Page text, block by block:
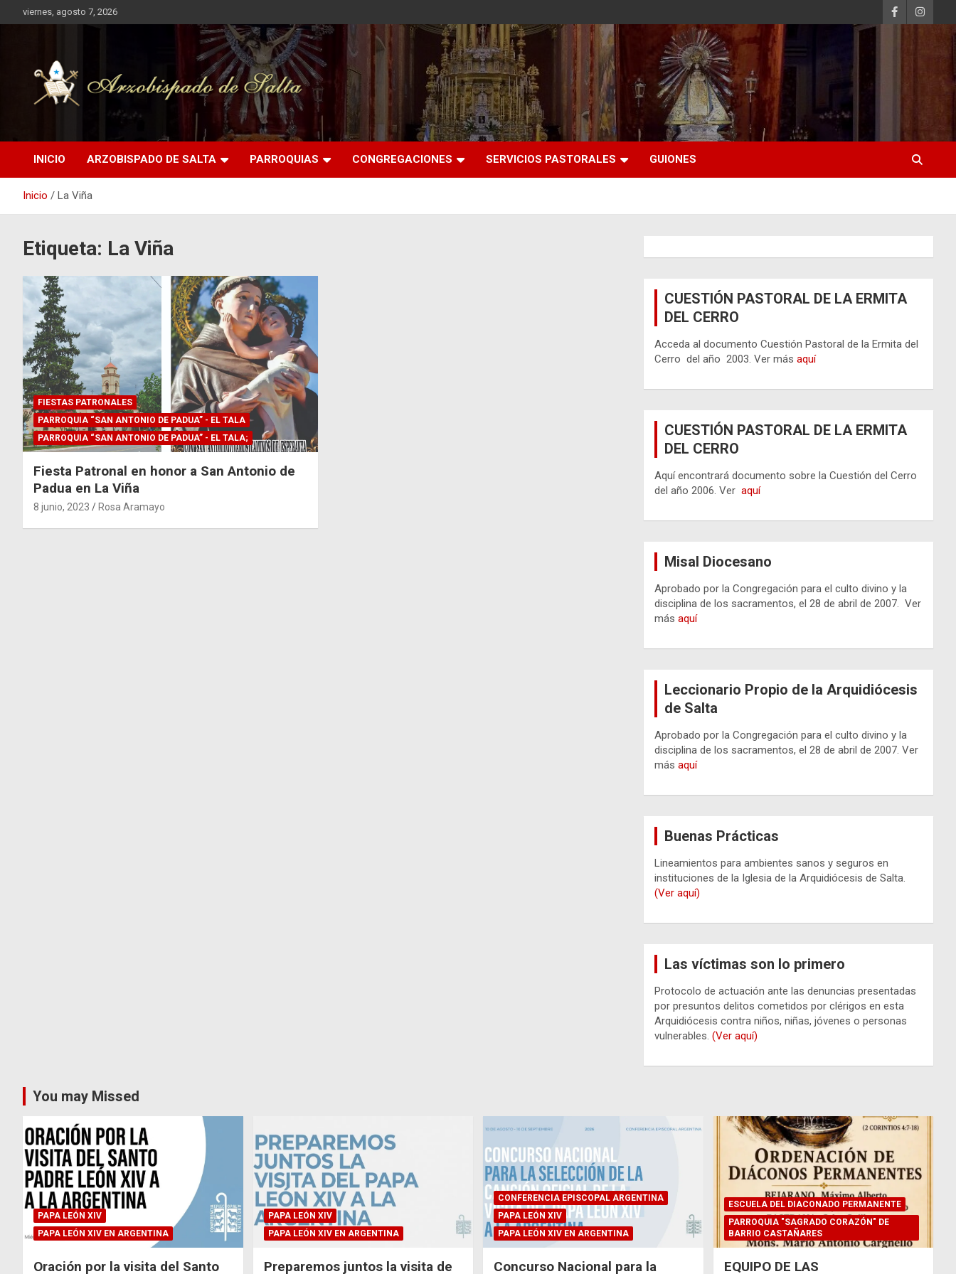
al
viernes, agosto 7, 2026
Arzobispado de Salta
INICIO ARZOBISPADO DE SALTA PARROQUIAS CONGREGACIONES SERVICIOS PASTORALES GUIONES
Inicio La Viña
Etiqueta: La Viña
FIESTAS PATRONALES
PARROQUIA “SAN ANTONIO DE PADUA” - EL TALA
PARROQUIA “SAN ANTONIO DE PADUA” - EL TALA;
Fiesta Patronal en honor a San Antonio de
Padua en La Viña
8 junio, 2023 Rosa Aramayo
CUESTIÓN PASTORAL DE LA ERMITA
DEL CERRO
Acceda al documento Cuestión Pastoral de la Ermita del
Cerro del año 2003. Ver másaquí
CUESTIÓN PASTORAL DE LA ERMITA
DEL CERRO
Aquí encontrará documento sobre la Cuestión del Cerro
del año 2006. Veraquí
Misal Diocesano
Aprobado por la Congregación para el culto divino y la
disciplina de los sacramentos, el 28 de abril de 2007. Ver
másaquí
Leccionario Propio de la Arquidiócesis
de Salta
Aprobado por la Congregación para el culto divino y la
disciplina de los sacramentos, el 28 de abril de 2007. Ver
másaquí
Buenas Prácticas
Lineamientos para ambientes sanos y seguros en
instituciones de la Iglesia de la Arquidiócesis de Salta.
(Ver aquí)
Las víctimas son lo primero
Protocolo de actuación ante las denuncias presentadas
por presuntos delitos cometidos por clérigos en esta
Arquidiócesis contra niños, niñas, jóvenes o personas
vulnerables.(Ver aquí)
You may Missed
PAPA LEÓN XIV
PAPA LEÓN XIV EN ARGENTINA
Oración por la visita del Santo
PAPA LEÓN XIV
PAPA LEÓN XIV EN ARGENTINA
Preparemos juntos la visita de
CONFERENCIA EPISCOPAL ARGENTINA
PAPA LEÓN XIV
PAPA LEÓN XIV EN ARGENTINA
Concurso Nacional para la
ESCUELA DEL DIACONADO PERMANENTE
PARROQUIA "SAGRADO CORAZÓN" DE
BARRIO CASTAÑARES
EQUIPO DE LAS